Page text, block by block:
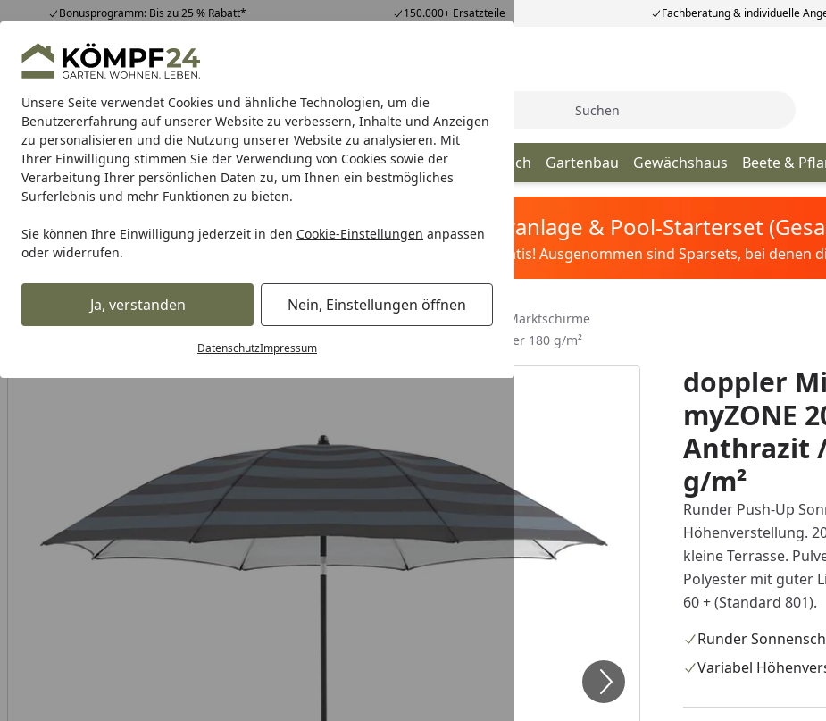
Unsere Seite verwendet Cookies und ähnliche Technologien, um die
Benutzererfahrung auf unserer Website zu verbessern, Inhalte und Anzeigen
zu personalisieren und die Nutzung unserer Website zu analysieren. Mit
Ihrer Einwilligung stimmen Sie der Verwendung von Cookies sowie der
Verarbeitung Ihrer persönlichen Daten zu, um Ihnen ein bestmögliches
Surferlebnis und mehr Funktionen zu bieten.
Sie können Ihre Einwilligung jederzeit in den Cookie-Einstellungen anpassen
oder widerrufen.
Ja, verstanden Nein, Einstellungen öffnen
DatenschutzImpressum
Bonusprogramm: Bis zu 25 % Rabatt* 150.000+ Ersatzteile Fachberatung & individuelle
Hotline07051 / 9 22 22
Mo-Fr. 8-16 Uhr 25.974 Bewertungen
Alle Produkte
Alle ProdukteHighlights Tipps & Tricks Suche
Garten Gartenhaus Gerätehaus Carport & Garage Terrassendach Gartenbau Gewächshaus Beete &
Karibu Pools inkl. gratis Sandfilteranlage & Pool-Starterset
Dein Traumpool im Sorglos-Paket: Filter&Pflege gratis! Ausgenommen sind Sparsets, bei denen
Alles für den Garten
Mittelmastschirme & Marktschirme
doppler Mittelmastschirm myZONE 200 Manual, Stahl Anthrazit / 100 % Polyester 180 g/m²
doppler
myZONE
Anthrazit
g/m²
Runder Push-Up
Höhenverstellung.
kleine Terrasse.
Polyester mit guter
60 + (Standard 801).
Runder
Variabel